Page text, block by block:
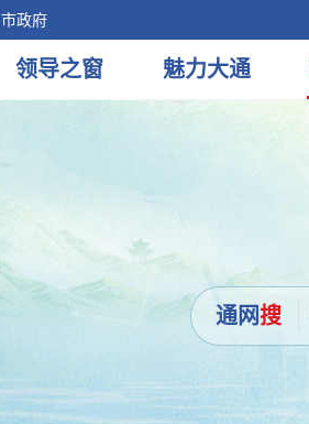
市政府
领导之窗 魅力大通
通网搜